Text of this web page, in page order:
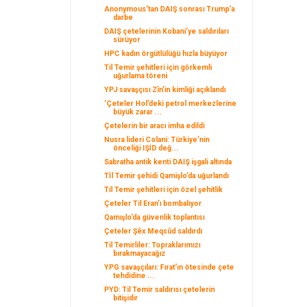
Anonymous’tan DAIŞ sonrası Trump’a
darbe
DAIŞ çetelerinin Kobani’ye saldırıları
sürüyor
HPC kadın örgütlülüğü hızla büyüyor
Til Temir şehitleri için görkemli
uğurlama töreni
YPJ savaşçısı Zîn’in kimliği açıklandı
‘Çeteler Hol’deki petrol merkezlerine
büyük zarar ...
Çetelerin bir aracı imha edildi
Nusra lideri Colani: Türkiye’nin
önceliği IŞİD değ...
Sabratha antik kenti DAIŞ işgali altında
Tİl Temir şehidi Qamişlo’da uğurlandı
Til Temir şehitleri için özel şehitlik
Çeteler Til Eran’ı bombalıyor
Qamışlo’da güvenlik toplantısı
Çeteler Şêx Meqsûd saldırdı
Til Temirliler: Topraklarımızı
bırakmayacağız
YPG savaşçıları: Fırat’ın ötesinde çete
tehdidine ...
PYD: Til Temir saldırısı çetelerin
bitişidir